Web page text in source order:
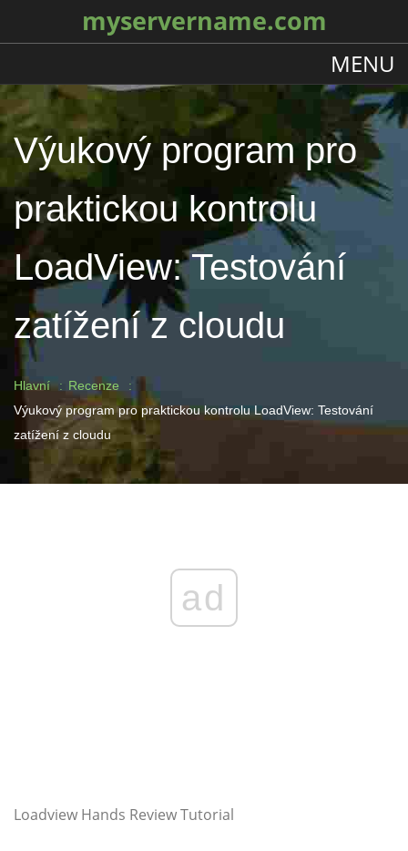
myservername.com
MENU
Výukový program pro
praktickou kontrolu
LoadView: Testování
zatížení z cloudu
Hlavní
Recenze
Výukový program pro praktickou kontrolu LoadView: Testování
zatížení z cloudu
ad
Loadview Hands Review Tutorial